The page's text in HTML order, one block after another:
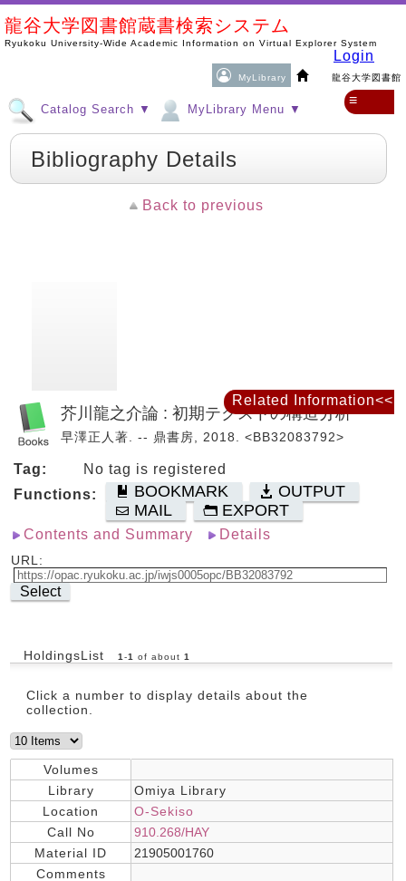
龍谷大学図書館蔵書検索システム
Ryukoku University-Wide Academic Information on Virtual Explorer System
MyLibrary 龍谷大学図書館
Login
Catalog Search ▼ MyLibrary Menu ▼
≡
Bibliography Details
Back to previous
芥川龍之介論 : 初期テクストの構造分析
早澤正人著. -- 鼎書房, 2018. <BB32083792>
Tag:
No tag is registered
Functions:
BOOKMARK
OUTPUT
MAIL
EXPORT
Contents and Summary Details
URL:
Select
HoldingsList 1 -1 of about 1
Click a number to display details about the
collection.
Volumes
Library
Omiya Library
Location
O-Sekiso
Call No
910.268/HAY
Material ID
21905001760
Comments
Related Information<<